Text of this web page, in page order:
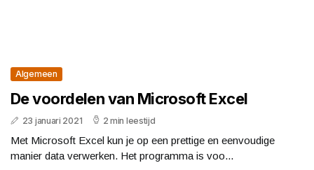
Algemeen
De voordelen van Microsoft Excel
23 januari 2021 2 min leestijd
Met Microsoft Excel kun je op een prettige en eenvoudige
manier data verwerken. Het programma is voo...